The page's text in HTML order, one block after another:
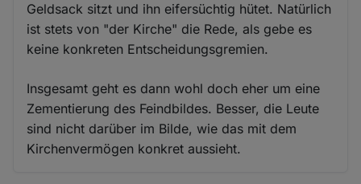
Geldsack sitzt und ihn eifersüchtig hütet. Natürlich
ist stets von "der Kirche" die Rede, als gebe es
keine konkreten Entscheidungsgremien.
Insgesamt geht es dann wohl doch eher um eine
Zementierung des Feindbildes. Besser, die Leute
sind nicht darüber im Bilde, wie das mit dem
Kirchenvermögen konkret aussieht.